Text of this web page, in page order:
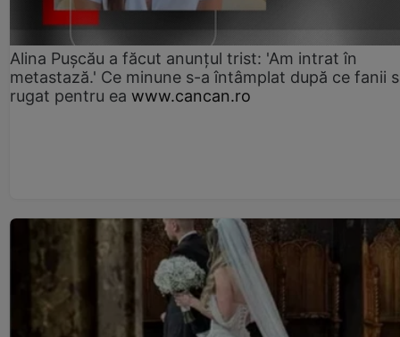
Alina Pușcău a făcut anunțul trist: 'Am intrat în
metastază.' Ce minune s-a întâmplat după ce fanii
rugat pentru ea www.cancan.ro